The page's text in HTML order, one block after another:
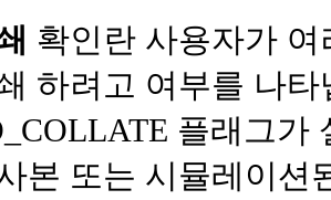
확인란 사용자가
하려고 여부를 나
플래그
본 또는 시뮬레이션